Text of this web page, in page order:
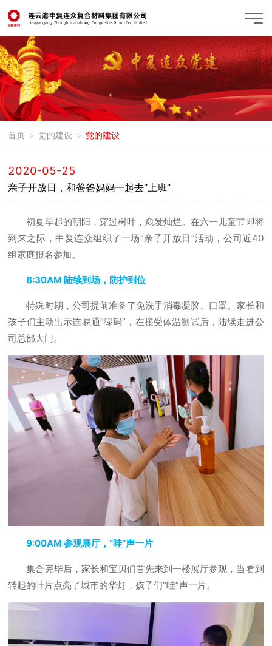
首页 党的建设 党的建设
2020-05-25
亲子开放日，和爸爸妈妈一起去“上班”
初夏早起的朝阳，穿过树叶，愈发灿烂。在六一儿童节即将
到来之际，中复连众组织了一场“亲子开放日”活动，公司近40
组家庭报名参加。
8:30AM 陆续到场，防护到位
特殊时期，公司提前准备了免洗手消毒凝胶、口罩。家长和
孩子们主动出示连易通“绿码”，在接受体温测试后，陆续走进公
司总部大门。
9:00AM 参观展厅，“哇”声一片
集合完毕后，家长和宝贝们首先来到一楼展厅参观，当看到
转起的叶片点亮了城市的华灯，孩子们“哇”声一片。